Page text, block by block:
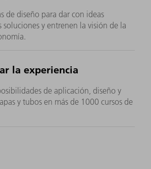
de diseño para dar con ideas
soluciones y entrenen la visión de la
la experiencia
de aplicación, diseño y
y tubos en más de 1000 cursos de